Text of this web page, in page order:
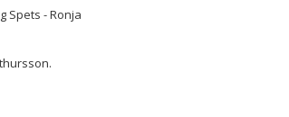
Spets - Ronja